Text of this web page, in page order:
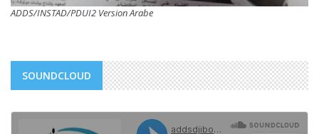
ADDS/INSTAD/PDUI2 Version Arabe
SOUNDCLOUD